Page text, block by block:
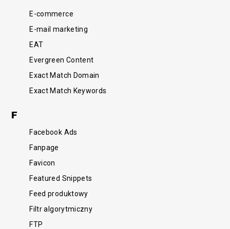
E-commerce
E-mail marketing
EAT
Evergreen Content
Exact Match Domain
Exact Match Keywords
F
Facebook Ads
Fanpage
Favicon
Featured Snippets
Feed produktowy
Filtr algorytmiczny
FTP